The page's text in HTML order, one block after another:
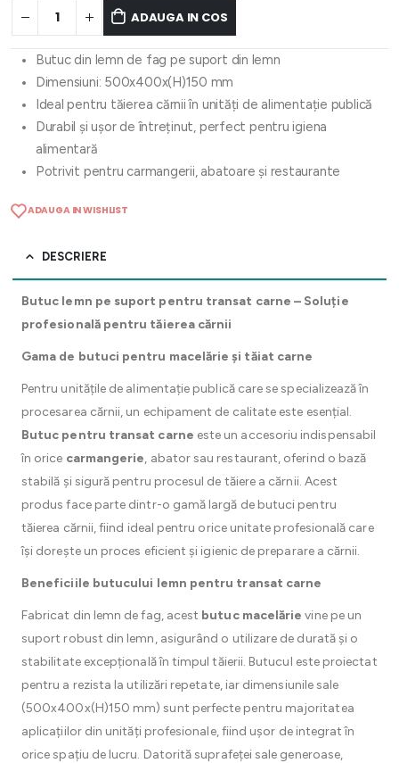
ADAUGA IN COS
Butuc din lemn de fag pe suport din lemn
Dimensiuni: 500x400x(H)150 mm
Ideal pentru tăierea cărnii în unități de alimentație publică
Durabil și ușor de întreținut, perfect pentru igiena
alimentară
Potrivit pentru carmangerii, abatoare și restaurante
ADAUGA IN WISHLIST
DESCRIERE
Butuc lemn pe suport pentru transat carne – Soluție
profesională pentru tăierea cărnii
Gama de butuci pentru macelărie și tăiat carne
Pentru unitățile de alimentație publică care se specializează în
procesarea cărnii, un echipament de calitate este esențial.
Butuc pentru transat carne este un accesoriu indispensabil
în orice carmangerie, abator sau restaurant, oferind o bază
stabilă și sigură pentru procesul de tăiere a cărnii. Acest
produs face parte dintr-o gamă largă de butuci pentru
tăierea cărnii, fiind ideal pentru orice unitate profesională care
își dorește un proces eficient și igienic de preparare a cărnii.
Beneficiile butucului lemn pentru transat carne
Fabricat din lemn de fag, acest butuc macelărie vine pe un
suport robust din lemn, asigurând o utilizare de durată și o
stabilitate excepțională în timpul tăierii. Butucul este proiectat
pentru a rezista la utilizări repetate, iar dimensiunile sale
(500x400x(H)150 mm) sunt perfecte pentru majoritatea
aplicațiilor din unități profesionale, fiind ușor de integrat în
orice spațiu de lucru. Datorită suprafeței sale generoase,